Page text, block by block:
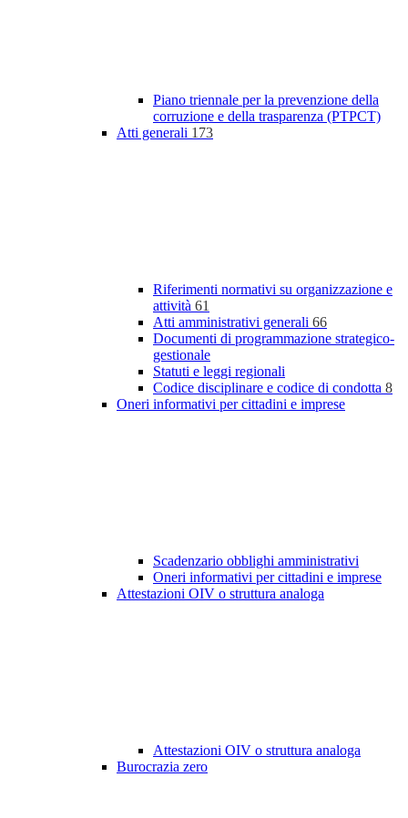
Piano triennale per la prevenzione della
corruzione e della trasparenza (PTPCT)
Atti generali 173
Riferimenti normativi su organizzazione e
attività 61
Atti amministrativi generali 66
Documenti di programmazione strategico-
gestionale
Statuti e leggi regionali
Codice disciplinare e codice di condotta 8
Oneri informativi per cittadini e imprese
Scadenzario obblighi amministrativi
Oneri informativi per cittadini e imprese
Attestazioni OIV o struttura analoga
Attestazioni OIV o struttura analoga
Burocrazia zero